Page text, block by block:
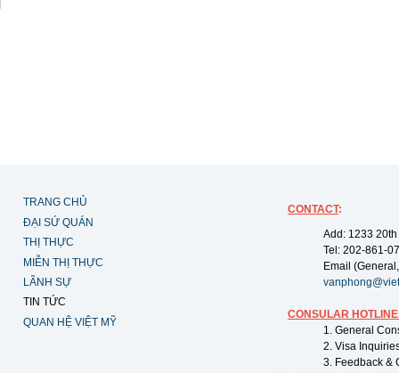
TRANG CHỦ
ĐẠI SỨ QUÁN
THỊ THỰC
MIỄN THỊ THỰC
LÃNH SỰ
TIN TỨC
QUAN HỆ VIỆT MỸ
CONTACT:
Add: 1233
Tel: 202-861-
Email
CONSULAR
1. General
2. Visa
3. Feedback &